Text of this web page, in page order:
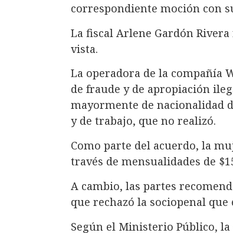
correspondiente moción con
La fiscal Arlene Gardón
vista.
La operadora de la compañía
de fraude y de apropiación
mayormente de nacionalidad
y de trabajo, que no realizó.
Como parte del acuerdo, la
través de mensualidades de
A cambio, las partes
que rechazó la sociopenal que
Según el Ministerio Público,